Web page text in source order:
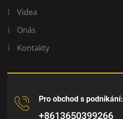
Videa
Onás
Kontakty
Pro obchod s podnikání:
+8613650399266